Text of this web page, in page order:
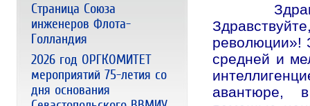
Страница Союза
инженеров Флота-
Голландия
2026 год ОРГКОМИТЕТ
мероприятий 75-летия со
дня основания
революции»!
средней и
авантюре,